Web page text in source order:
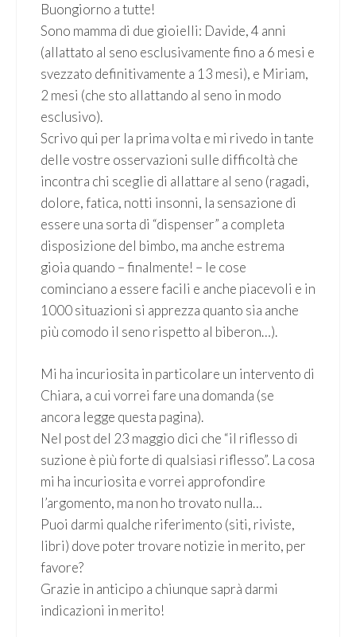
Buongiorno a tutte!
Sono mamma di due gioielli: Davide, 4 anni
(allattato al seno esclusivamente fino a 6 mesi e
svezzato definitivamente a 13 mesi), e Miriam,
2 mesi (che sto allattando al seno in modo
esclusivo).
Scrivo qui per la prima volta e mi rivedo in tante
delle vostre osservazioni sulle difficoltà che
incontra chi sceglie di allattare al seno (ragadi,
dolore, fatica, notti insonni, la sensazione di
essere una sorta di “dispenser” a completa
disposizione del bimbo, ma anche estrema
gioia quando – finalmente! – le cose
cominciano a essere facili e anche piacevoli e in
1000 situazioni si apprezza quanto sia anche
più comodo il seno rispetto al biberon…).
Mi ha incuriosita in particolare un intervento di
Chiara, a cui vorrei fare una domanda (se
ancora legge questa pagina).
Nel post del 23 maggio dici che “il riflesso di
suzione è più forte di qualsiasi riflesso”. La cosa
mi ha incuriosita e vorrei approfondire
l’argomento, ma non ho trovato nulla…
Puoi darmi qualche riferimento (siti, riviste,
libri) dove poter trovare notizie in merito, per
favore?
Grazie in anticipo a chiunque saprà darmi
indicazioni in merito!